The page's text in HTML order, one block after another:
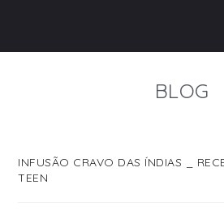
BLOG
INFUSÃO CRAVO DAS ÍNDIAS _
TEEN